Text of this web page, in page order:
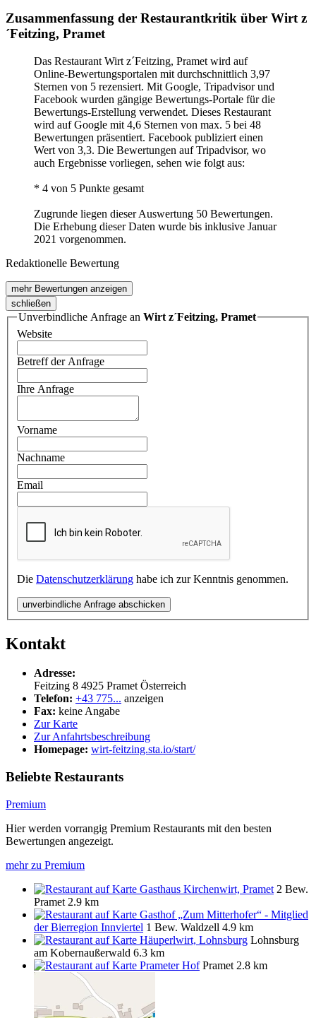
Zusammenfassung der Restaurantkritik über Wirt z
´Feitzing, Pramet
Das Restaurant Wirt z´Feitzing, Pramet wird auf
Online-Bewertungsportalen mit durchschnittlich 3,97
Sternen von 5 rezensiert. Mit Google, Tripadvisor und
Facebook wurden gängige Bewertungs-Portale für die
Bewertungs-Erstellung verwendet. Dieses Restaurant
wird auf Google mit 4,6 Sternen von max. 5 bei 48
Bewertungen präsentiert. Facebook publiziert einen
Wert von 3,3. Die Bewertungen auf Tripadvisor, wo
auch Ergebnisse vorliegen, sehen wie folgt aus:
* 4 von 5 Punkte gesamt
Zugrunde liegen dieser Auswertung 50 Bewertungen.
Die Erhebung dieser Daten wurde bis inklusive Januar
2021 vorgenommen.
Redaktionelle Bewertung
mehr Bewertungen anzeigen
schließen
Unverbindliche Anfrage an Wirt z´Feitzing, Pramet
Website
Betreff der Anfrage
Ihre Anfrage
Vorname
Nachname
Email
Die Datenschutzerklärung habe ich zur Kenntnis genommen.
unverbindliche Anfrage abschicken
Kontakt
Adresse:
Feitzing 8 4925 Pramet Österreich
Telefon: +43 775... anzeigen
Fax: keine Angabe
Zur Karte
Zur Anfahrtsbeschreibung
Homepage: wirt-feitzing.sta.io/start/
Beliebte Restaurants
Premium
Hier werden vorrangig Premium Restaurants mit den besten
Bewertungen angezeigt.
mehr zu Premium
Gasthaus Kirchenwirt, Pramet 2 Bew.
Pramet 2.9 km
Gasthof „Zum Mitterhofer“ - Mitglied
der Bierregion Innviertel 1 Bew. Waldzell 4.9 km
Häuperlwirt, Lohnsburg Lohnsburg
am Kobernaußerwald 6.3 km
Prameter Hof Pramet 2.8 km